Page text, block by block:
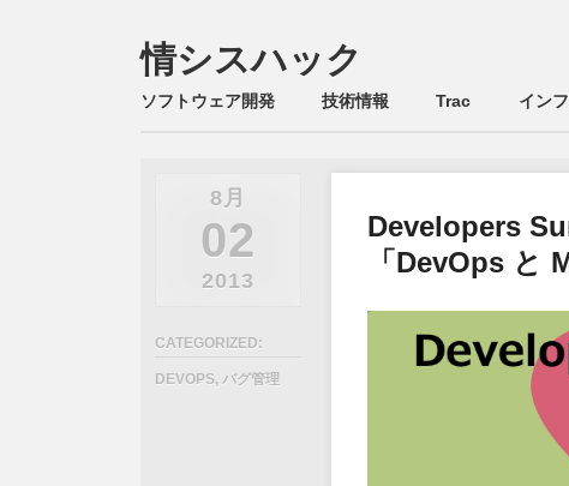
情シスハック
Main menu
Skip
ソフトウェア開発 技術情報 Trac イン
Developers
「DevOps と
8月
02
2013
CATEGORIZED:
DEVOPS, バグ管理